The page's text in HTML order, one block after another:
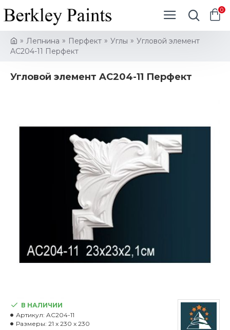
0
Лепнина Перфект Углы
Угловой элемент
AC204-11 Перфект
Угловой элемент AC204-11 Перфект
В НАЛИЧИИ
Артикул: AC204-11
Размеры: 21 x 230 x 230